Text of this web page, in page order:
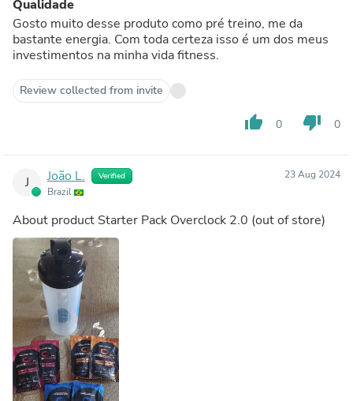
Qualidade
Gosto muito desse produto como pré treino, me da
bastante energia. Com toda certeza isso é um dos meus
investimentos na minha vida fitness.
Review collected from invite
thumb_up 0 thumb_down 0
J João L. Verified
Brazil
23 Aug 2024
About product Starter Pack Overclock 2.0 (out of store)